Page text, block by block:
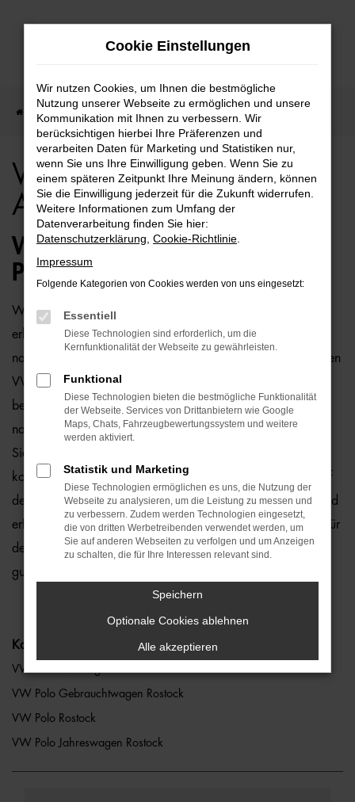
Zum
Startseite Rostock VW VW Polo für Rostock Top Angebote
VW Polo für Rostock Top
Angebote
WIE WÄRE ES MIT EINEM VW
POLO FÜR ROSTOCK?
Wer zu uns und damit zur Auto-Familie Ostermaier kommt,
erhält viele Vorschläge rund um die Mobilität. Das gilt
natürlich auch für Rostock und Umgebung, wo wir gerne den
VW Polo empfehlen. Die Rede ist von einem rundum
bewährten und zuverlässigen Fahrzeug, das perfekt zu
nahezu jedem Anspruch in Rostock passt. Gerne lassen wir
Sie bei uns vor Ort einsteigen oder übernehmen die
komplette Beratung auf digitalem Weg. Der Vorteil liegt auf
der Hand, denn so erhalten Sie Ihren VW Polo frei Haus und
erfreuen sich an der direkten Lieferung nach Rostock ohne für
den Autokauf Ihre eigenen vier Wände zu verlassen. Klingt
gut? Dann kontaktieren Sie uns noch heute.
Kategorie
VW Polo Neuwagen Rostock
VW Polo Gebrauchtwagen Rostock
VW Polo Rostock
VW Polo Jahreswagen Rostock
Cookie Einstellungen
Wir nutzen Cookies, um Ihnen die bestmögliche
Nutzung unserer Webseite zu ermöglichen und unsere
Kommunikation mit Ihnen zu verbessern. Wir
berücksichtigen hierbei Ihre Präferenzen und
verarbeiten Daten für Marketing und Statistiken nur,
wenn Sie uns Ihre Einwilligung geben. Wenn Sie zu
einem späteren Zeitpunkt Ihre Meinung ändern, können
Sie die Einwilligung jederzeit für die Zukunft widerrufen.
Weitere Informationen zum Umfang der
Datenverarbeitung finden Sie hier:
Datenschutzerklärung Cookie-Richtlinie
Impressum
Folgende Kategorien von Cookies werden von uns eingesetzt:
Essentiell
Diese Technologien sind erforderlich, um die
Kernfunktionalität der Webseite zu gewährleisten.
Funktional
Diese Technologien bieten die bestmögliche Funktionalität
der Webseite. Services von Drittanbietern wie Google
Maps, Chats, Fahrzeugbewertungssystem und weitere
werden aktiviert.
Statistik und Marketing
Diese Technologien ermöglichen es uns, die Nutzung der
Webseite zu analysieren, um die Leistung zu messen und
zu verbessern. Zudem werden Technologien eingesetzt,
die von dritten Werbetreibenden verwendet werden, um
Sie auf anderen Webseiten zu verfolgen und um Anzeigen
zu schalten, die für Ihre Interessen relevant sind.
Speichern
Optionale Cookies ablehnen
Alle akzeptieren